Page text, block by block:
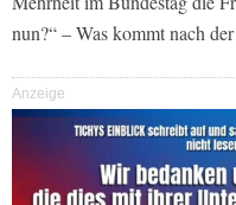
nun?“ – Was kommt nach
Anzeige